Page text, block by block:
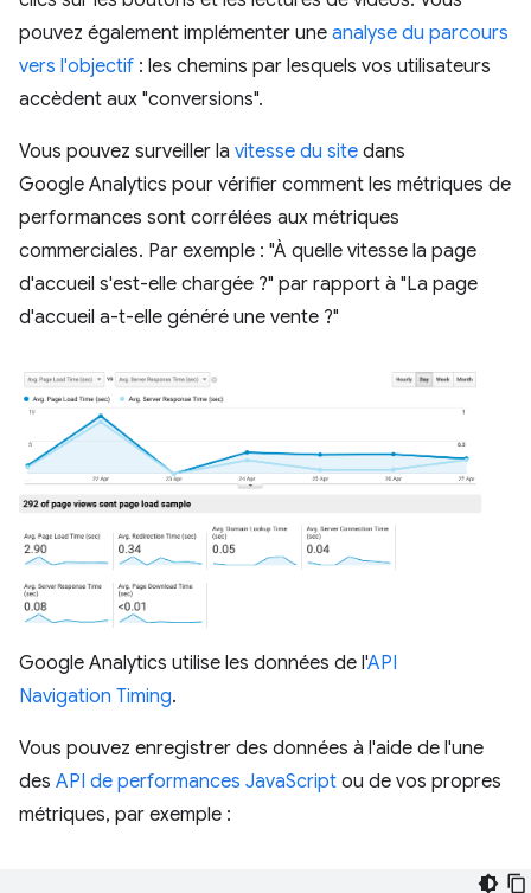
pouvez également implémenter une analyse du parcours
vers l'objectif : les chemins par lesquels vos utilisateurs
accèdent aux "conversions".
Vous pouvez surveiller la vitesse du site dans
Google Analytics pour vérifier comment les métriques de
performances sont corrélées aux métriques
commerciales. Par exemple : "À quelle vitesse la page
d'accueil s'est-elle chargée ?" par rapport à "La page
d'accueil a-t-elle généré une vente ?"
Google Analytics utilise les données de l'API
Navigation Timing.
Vous pouvez enregistrer des données à l'aide de l'une
des API de performances JavaScript ou de vos propres
métriques, par exemple :